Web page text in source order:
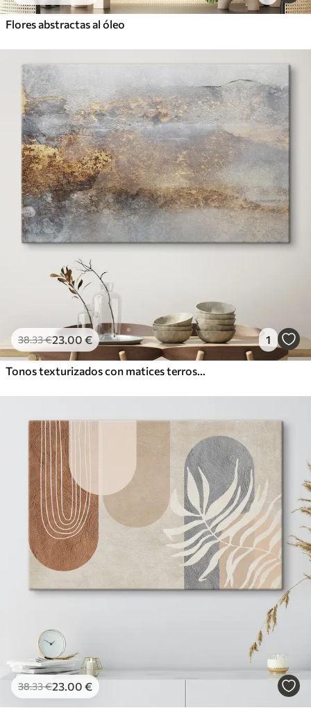
Flores abstractas al óleo
38.33€23.00 € 1
Tonos texturizados con matices terrosos
38.33€23.00 €